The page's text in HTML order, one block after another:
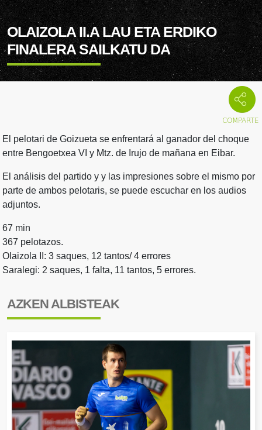
OLAIZOLA II.A LAU ETA ERDIKO
FINALERA SAILKATU DA
El pelotari de Goizueta se enfrentará al ganador del choque
entre Bengoetxea VI y Mtz. de Irujo de mañana en Eibar.
El análisis del partido y y las impresiones sobre el mismo por
parte de ambos pelotaris, se puede escuchar en los audios
adjuntos.
67 min
367 pelotazos.
Olaizola II: 3 saques, 12 tantos/ 4 errores
Saralegi: 2 saques, 1 falta, 11 tantos, 5 errores.
AZKEN ALBISTEAK